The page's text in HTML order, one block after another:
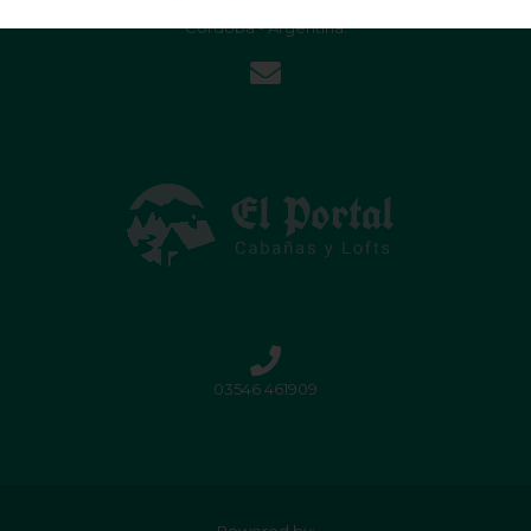
Córdoba - Argentina.
03546 461909